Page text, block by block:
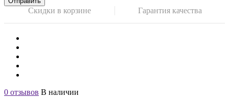
Скидки в корзине Гарантия качества
0 отзывов В наличии